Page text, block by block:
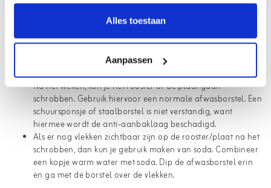
Alles toestaan
Aanpassen
Laat de plaat/rooster weken in lauwwarm of heet water
voor ongeveer een half uur of een uur. Het is belangrijk dat
de plaat zelf ook nog een beetje warm is. Doe eventueel
een beetje azijn of afwasmiddel erbij.
Na het weken, kun je het rooster of de plaat gaan
schrobben. Gebruik hiervoor een normale afwasborstel. Een
schuursponsje of staalborstel is niet verstandig, want
hiermee wordt de anti-aanbaklaag beschadigd.
Als er nog vlekken zichtbaar zijn op de rooster/plaat na het
schrobben, dan kun je gebruik maken van soda. Combineer
een kopje warm water met soda. Dip de afwasborstel erin
en ga met de borstel over de vlekken.